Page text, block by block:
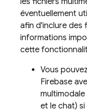
éventuellement
afin d'inclure des
informations
cette
Vous
Firebase
et le chat) si